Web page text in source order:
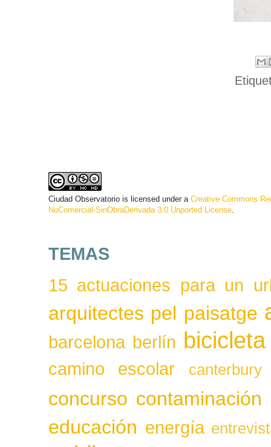
Ciudad Observatorio is licensed under a Creative Commons
NoComercial-SinObraDerivada 3.0 Unported License
TEMAS
15 actuaciones para un
arquitectes pel paisatge
barcelona berlín bicicleta
camino escolar canterbury
concurso contaminación
educación energía